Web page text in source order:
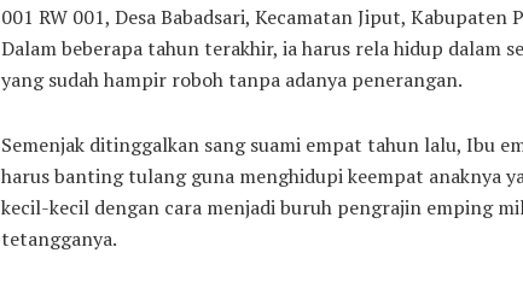
001 RW 001, Desa Babadsari, Kecamatan Jiput, Kabupaten
Dalam beberapa tahun terakhir, ia harus rela hidup dalam
yang sudah hampir roboh tanpa adanya penerangan.
Semenjak ditinggalkan sang suami empat tahun lalu, Ibu
harus banting tulang guna menghidupi keempat anaknya
kecil-kecil dengan cara menjadi buruh pengrajin emping
tetangganya.